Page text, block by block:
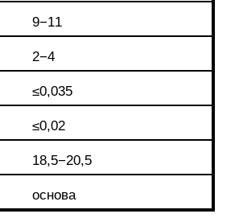
9−11
2−4
≤0,035
≤0,02
18,5−20,5
основа